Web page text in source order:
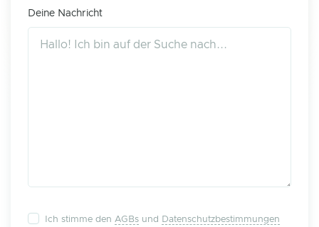
Deine Nachricht
Ich stimme den AGBs und
Datenschutzbestimmungen